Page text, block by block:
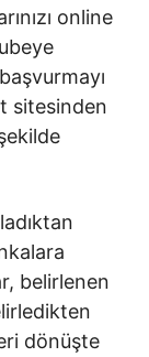
online
sitesinden
belirlenen
dönüşte